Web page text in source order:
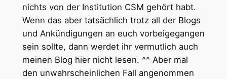
nichts von der Institution CSM gehört habt.
Wenn das aber tatsächlich trotz all der Blogs
und Ankündigungen an euch vorbeigegangen
sein sollte, dann werdet ihr vermutlich auch
meinen Blog hier nicht lesen. ^^ Aber mal
den unwahrscheinlichen Fall angenommen